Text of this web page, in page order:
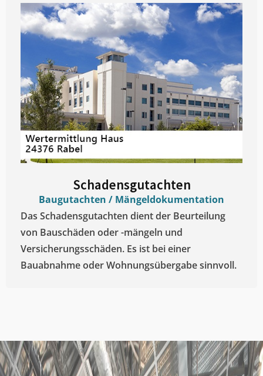
Schadensgutachten
Baugutachten / Mängeldokumentation
Das Schadensgutachten dient der Beurteilung
von Bauschäden oder -mängeln und
Versicherungsschäden. Es ist bei einer
Bauabnahme oder Wohnungsübergabe sinnvoll.